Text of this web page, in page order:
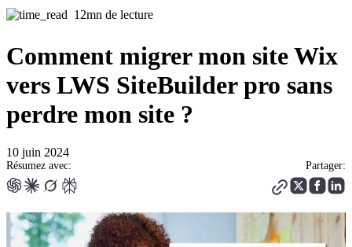
12mn de lecture
Comment migrer mon site Wix
vers LWS SiteBuilder pro sans
perdre mon site ?
10 juin 2024
Résumez avec: Partager: